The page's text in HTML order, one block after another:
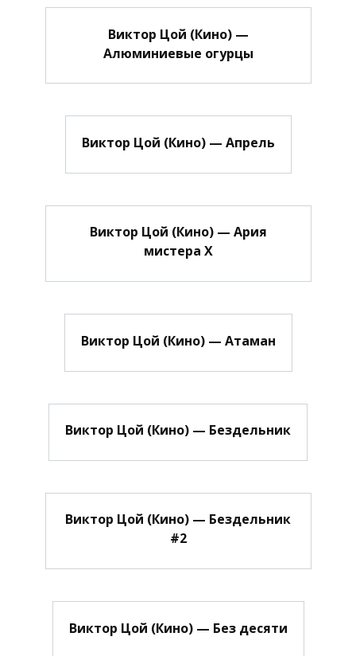
Виктор Цой (Кино) —
Алюминиевые огурцы
Виктор Цой (Кино) — Апрель
Виктор Цой (Кино) — Ария
мистера Х
Виктор Цой (Кино) — Атаман
Виктор Цой (Кино) — Бездельник
Виктор Цой (Кино) — Бездельник
#2
Виктор Цой (Кино) — Без десяти